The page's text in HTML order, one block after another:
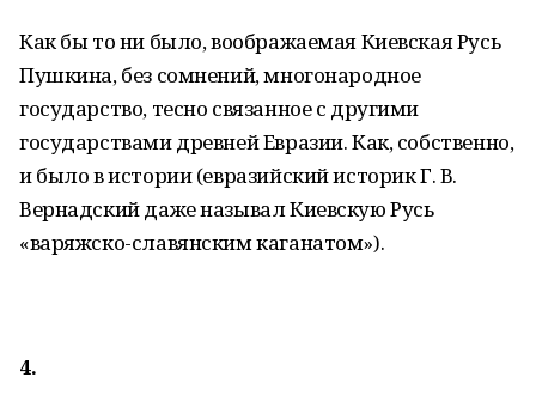
Как бы то ни было, воображаемая Киевская Русь
Пушкина, без сомнений, многонародное
государство, тесно связанное с другими
государствами древней Евразии. Как, собственно,
и было в истории (евразийский историк Г. В.
Вернадский даже называл Киевскую Русь
«варяжско-славянским каганатом»).
4.